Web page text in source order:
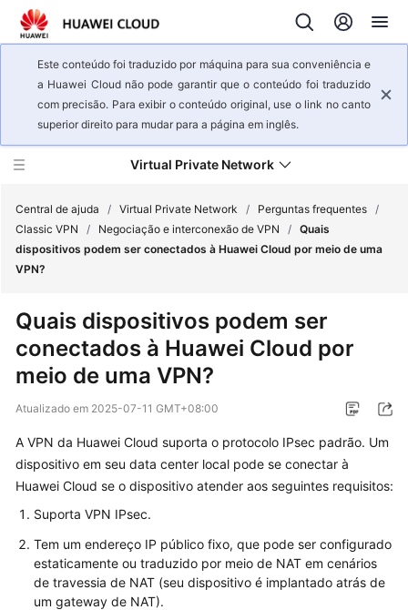
Este conteúdo foi traduzido por máquina para sua conveniência e
a Huawei Cloud não pode garantir que o conteúdo foi traduzido
com precisão. Para exibir o conteúdo original, use o link no canto
superior direito para mudar para a página em inglês.
Virtual Private Network
Visão
serviço
Primeiros
passos
de
usuário
Perguntas
Perguntas
populares
Central de ajuda / Virtual Private Network / Perguntas frequentes /
Classic VPN
/ Negociação e interconexão de VPN / Quais
dispositivos podem ser conectados à Huawei Cloud por meio de uma
VPN?
Quais dispositivos podem ser
conectados à Huawei Cloud por
meio de uma VPN?
Atualizado em 2025-07-11 GMT+08:00
A VPN da Huawei Cloud suporta o protocolo IPsec padrão. Um
dispositivo em seu data center local pode se conectar à
Huawei Cloud se o dispositivo atender aos seguintes requisitos:
Suporta VPN IPsec.
Tem um endereço IP público fixo, que pode ser configurado
estaticamente ou traduzido por meio de NAT em cenários
de travessia de NAT (seu dispositivo é implantado atrás de
um gateway de NAT).